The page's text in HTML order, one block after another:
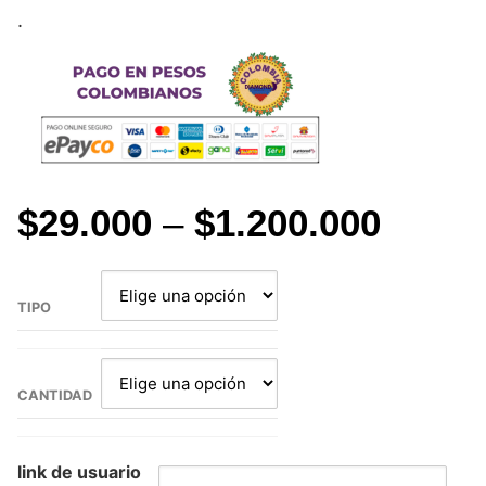
.
$29.000 – $1.200.000
TIPO
CANTIDAD
link de usuario